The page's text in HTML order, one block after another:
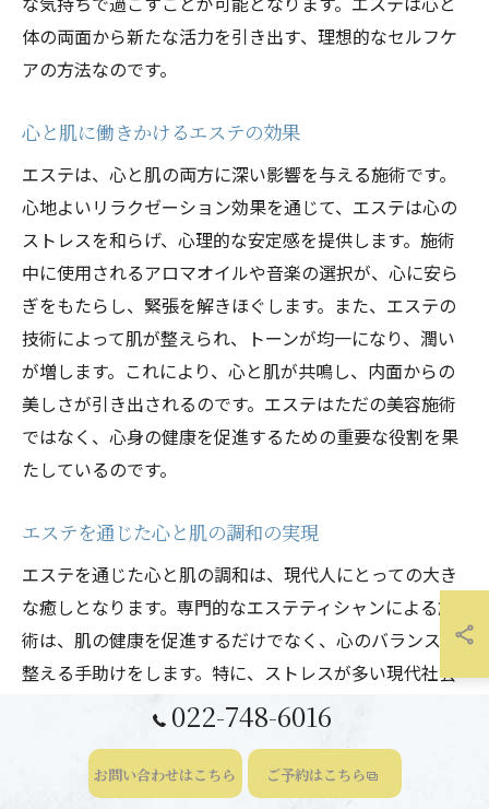
体の両面から新たな活力を引き出す、理想的なセルフケ
アの方法なのです。
心と肌に働きかけるエステの効果
エステは、心と肌の両方に深い影響を与える施術です。
心地よいリラクゼーション効果を通じて、エステは心の
ストレスを和らげ、心理的な安定感を提供します。施術
中に使用されるアロマオイルや音楽の選択が、心に安ら
ぎをもたらし、緊張を解きほぐします。また、エステの
技術によって肌が整えられ、トーンが均一になり、潤い
が増します。これにより、心と肌が共鳴し、内面からの
美しさが引き出されるのです。エステはただの美容施術
ではなく、心身の健康を促進するための重要な役割を果
たしているのです。
エステを通じた心と肌の調和の実現
エステを通じた心と肌の調和は、現代人にとっての大き
な癒しとなります。専門的なエステティシャンによる施
術は、肌の健康を促進するだけでなく、心のバランスを
整える手助けをします。特に、ストレスが多い現代社会
において、エステは心をリセットする機会を提供し、日
ラクゼーション効果によって、心の中の不安や緊張が解
け、肌の状態も改善されます。結果として、心と肌が調
022-748-6016
お問い合わせはこちら ご予約はこちら